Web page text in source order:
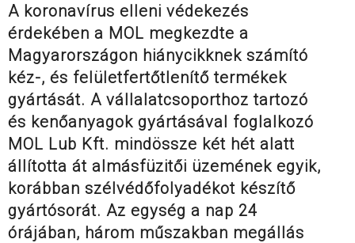
A koronavírus elleni védekezés
érdekében a MOL megkezdte a
Magyarországon hiánycikknek számító
kéz-, és felületfertőtlenítő termékek
gyártását. A vállalatcsoporthoz tartozó
és kenőanyagok gyártásával foglalkozó
MOL Lub Kft. mindössze két hét alatt
állította át almásfüzitői üzemének egyik,
korábban szélvédőfolyadékot készítő
gyártósorát. Az egység a nap 24
órájában, három műszakban megállás